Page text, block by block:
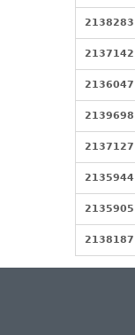
2138283
2137142
2136047
2139698
2137127
2135944
2135905
2138187